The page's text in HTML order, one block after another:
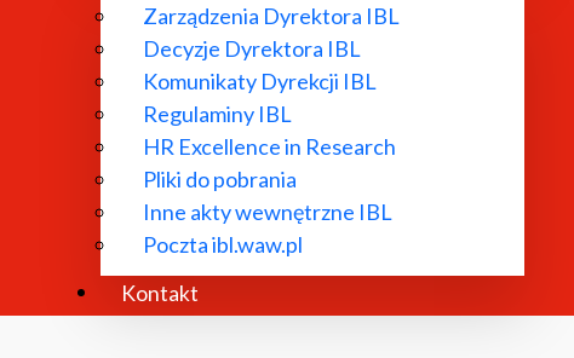
Zarządzenia Dyrektora IBL
Decyzje Dyrektora IBL
Komunikaty Dyrekcji IBL
Regulaminy IBL
HR Excellence in Research
Pliki do pobrania
Inne akty wewnętrzne IBL
Poczta ibl.waw.pl
Kontakt